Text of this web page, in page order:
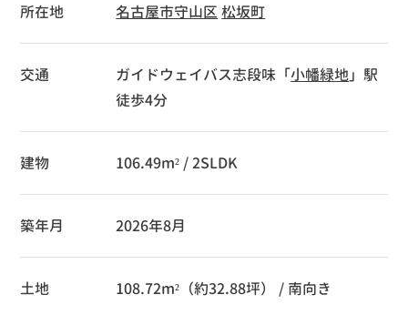
所在地 名古屋市守山区 松坂町
交通 ガイドウェイバス志段味「小幡緑地」駅
徒歩4分
建物 106.49m² / 2SLDK
築年月 2026年8月
土地 108.72m²（約32.88坪） / 南向き